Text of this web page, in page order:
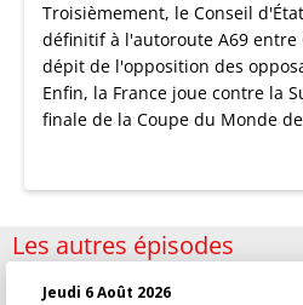
Troisièmement, le Conseil
définitif à l'autoroute A69 entre
dépit de l'opposition des
Enfin, la France joue contre la
finale de la Coupe du Monde
Les autres épisodes
Jeudi 6 Août 2026